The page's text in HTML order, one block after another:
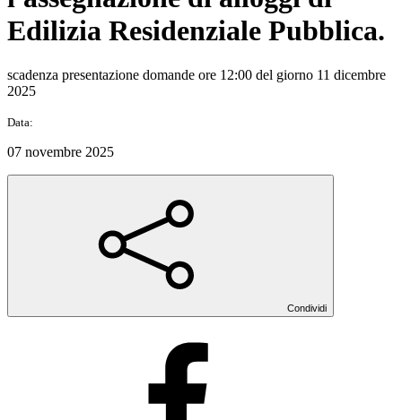
Edilizia Residenziale Pubblica.
scadenza presentazione domande ore 12:00 del giorno 11 dicembre
2025
Data:
07 novembre 2025
Condividi